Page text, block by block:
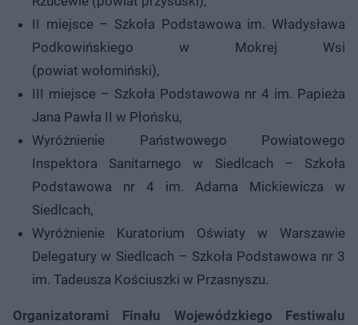
II miejsce – Szkoła Podstawowa im. Władysława
Podkowińskiego w Mokrej Wsi
(powiat wołomiński),
III miejsce – Szkoła Podstawowa nr 4 im. Papieża
Jana Pawła II w Płońsku,
Wyróżnienie Państwowego Powiatowego
Inspektora Sanitarnego w Siedlcach – Szkoła
Podstawowa nr 4 im. Adama Mickiewicza w
Siedlcach,
Wyróżnienie Kuratorium Oświaty w Warszawie
Delegatury w Siedlcach – Szkoła Podstawowa nr 3
im. Tadeusza Kościuszki w Przasnyszu.
Organizatorami Finału Wojewódzkiego Festiwalu